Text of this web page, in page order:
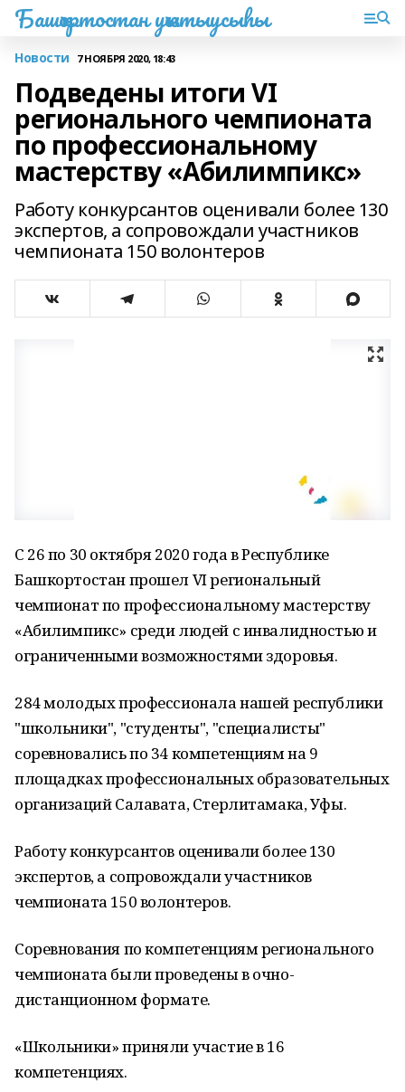
Башҡортостан уҡытыусыһы
Новости 7 НОЯБРЯ 2020, 18:43
Подведены итоги VI
регионального чемпионата
по профессиональному
мастерству «Абилимпикс»
Работу конкурсантов оценивали более 130
экспертов, а сопровождали участников
чемпионата 150 волонтеров
С 26 по 30 октября 2020 года в Республике
Башкортостан прошел VI региональный
чемпионат по профессиональному мастерству
«Абилимпикс» среди людей с инвалидностью и
ограниченными возможностями здоровья.
284 молодых профессионала нашей республики
"школьники", "студенты", "специалисты"
соревновались по 34 компетенциям на 9
площадках профессиональных образовательных
организаций Салавата, Стерлитамака, Уфы.
Работу конкурсантов оценивали более 130
экспертов, а сопровождали участников
чемпионата 150 волонтеров.
Соревнования по компетенциям регионального
чемпионата были проведены в очно-
дистанционном формате.
«Школьники» приняли участие в 16
компетенциях.